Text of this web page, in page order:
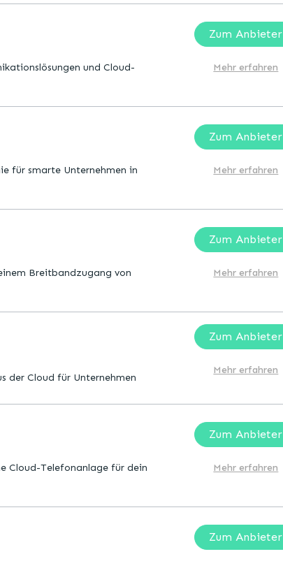
und Cloud-
Zum Anbieter
Mehr erfahren
für smarte Unternehmen in
Zum Anbieter
Mehr erfahren
Breitbandzugang von
Zum Anbieter
Mehr erfahren
der Cloud für Unternehmen
Zum Anbieter
Mehr erfahren
Cloud-Telefonanlage für dein
Zum Anbieter
Mehr erfahren
Zum Anbieter